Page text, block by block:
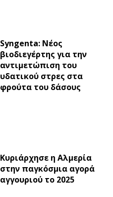
Syngenta: Νέος
βιοδιεγέρτης για την
αντιμετώπιση του
υδατικού στρες στα
φρούτα του δάσους
Κυριάρχησε η Αλμερία
στην παγκόσμια αγορά
αγγουριού το 2025